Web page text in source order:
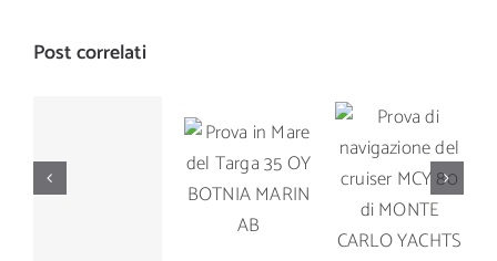
Post correlati
Prova di
navigazione
Prova in
Mare del
Targa 35
OY
BOTNIA
navigazione
del cruiser
MCY 80 di
CARLO